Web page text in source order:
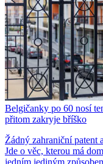
Belgičanky po 60 nosí
přitom zakryje bříško
Žádný zahraniční patent
Jde o věc, kterou má